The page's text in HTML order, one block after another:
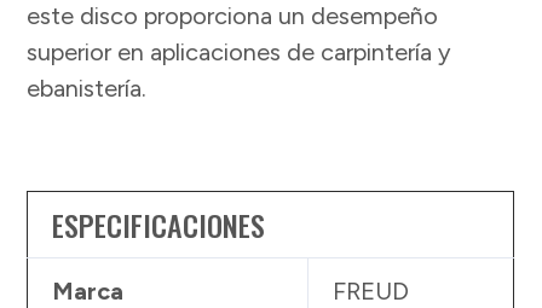
este disco proporciona un desempeño
superior en aplicaciones de carpintería y
ebanistería.
ESPECIFICACIONES
Marca FREUD